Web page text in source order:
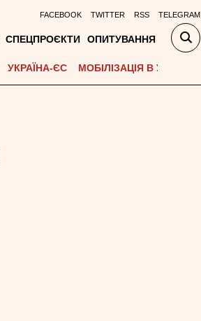
FACEBOOK TWITTER RSS TELEGRAM
СПЕЦПРОЄКТИ ОПИТУВАННЯ
УКРАЇНА-ЄС МОБІЛІЗАЦІЯ В УКРАЇНІ